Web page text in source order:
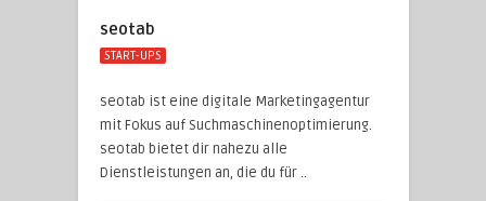
seotab
START-UPS
seotab ist eine digitale Marketingagentur
mit Fokus auf Suchmaschinenoptimierung.
seotab bietet dir nahezu alle
Dienstleistungen an, die du für ..